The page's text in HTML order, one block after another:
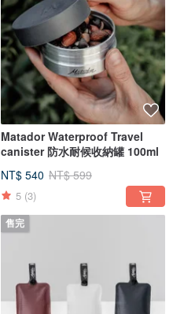
Matador Waterproof Travel
canister 防水耐候收納罐 100ml
NT$ 540 NT$ 599
5 (3)
售完